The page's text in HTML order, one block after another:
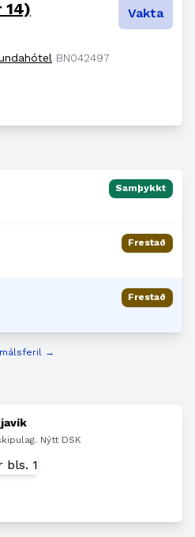
14) Vakta
BN042497
Samþykkt
Frestað
Frestað
→
Nýtt DSK